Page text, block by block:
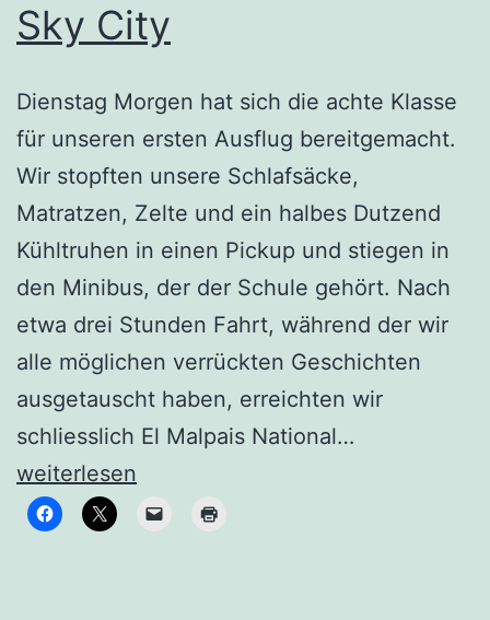
Sky City
Dienstag Morgen hat sich die achte Klasse
für unseren ersten Ausflug bereitgemacht.
Wir stopften unsere Schlafsäcke,
Matratzen, Zelte und ein halbes Dutzend
Kühltruhen in einen Pickup und stiegen in
den Minibus, der der Schule gehört. Nach
etwa drei Stunden Fahrt, während der wir
alle möglichen verrückten Geschichten
ausgetauscht haben, erreichten wir
schliesslich El Malpais National…
weiterlesen